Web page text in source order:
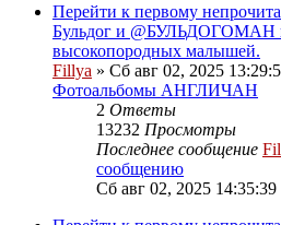
Перейти к первому
Бульдог и @БУЛЬДОГОМАН
высокопородных малышей.
Fillya » Сб авг 02, 2025
Фотоальбомы АНГЛИЧАН
2 Ответы
13232 Просмотры
Последнее сообщение
сообщению
Сб авг 02, 2025 14:35:39